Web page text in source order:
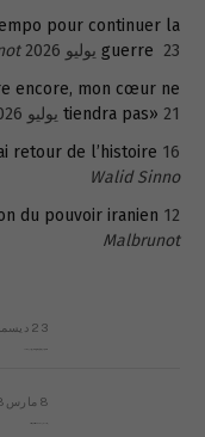
pour continuer la
guerre 23 يوليو 2026
encore, mon cœur ne
tiendra pas» 21 يوليو 2026
retour de l’histoire 16 يوليو 2026
Walid Sinno
du pouvoir iranien 12 يوليو 2026
Malbrunot
23 ديسمبر 2011
8 مارس 2008